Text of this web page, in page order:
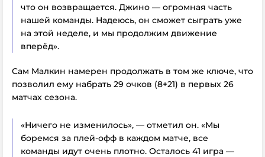
что он возвращается. Джино — огромная часть
нашей команды. Надеюсь, он сможет сыграть уже
на этой неделе, и мы продолжим движение
вперёд».
Сам Малкин намерен продолжать в том же ключе, что
позволил ему набрать 29 очков (8+21) в первых 26
матчах сезона.
«Ничего не изменилось», — отметил он. «Мы
боремся за плей-офф в каждом матче, все
команды идут очень плотно. Осталось 41 игра —